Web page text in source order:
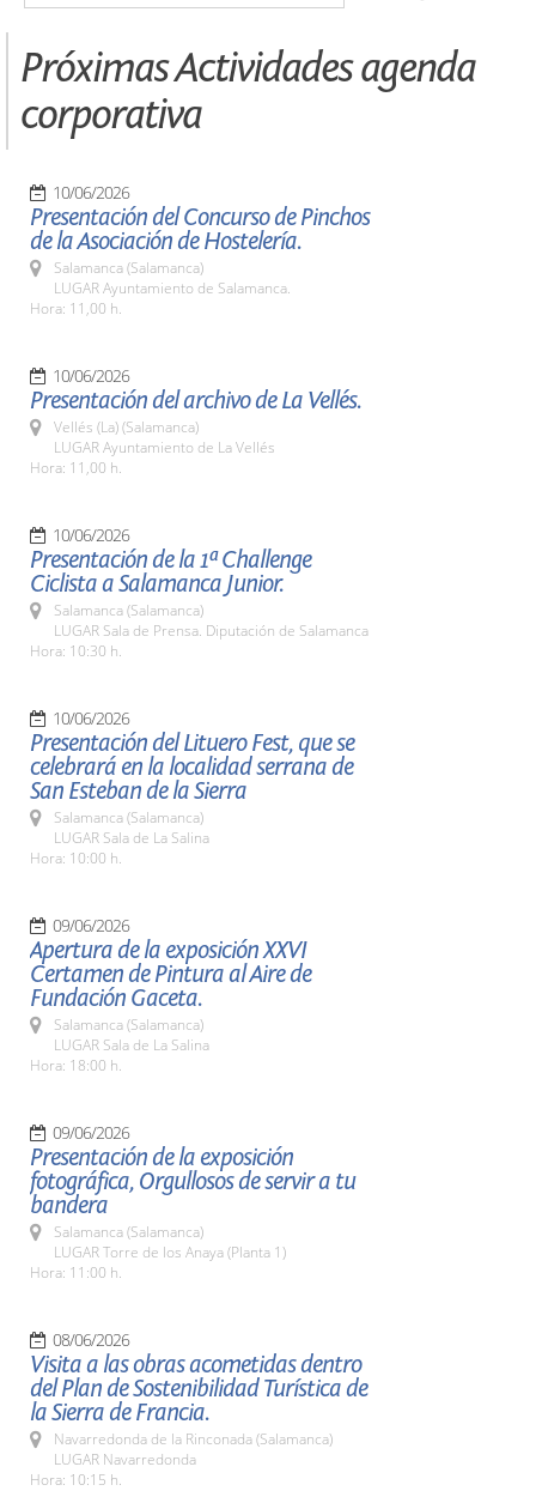
Próximas Actividades agenda
corporativa
10/06/2026
Presentación del Concurso de Pinchos
de la Asociación de Hostelería.
Salamanca (Salamanca)
LUGAR Ayuntamiento de Salamanca.
Hora: 11,00 h.
10/06/2026
Presentación del archivo de La Vellés.
Vellés (La) (Salamanca)
LUGAR Ayuntamiento de La Vellés
Hora: 11,00 h.
10/06/2026
Presentación de la 1ª Challenge
Ciclista a Salamanca Junior.
Salamanca (Salamanca)
LUGAR Sala de Prensa. Diputación de Salamanca
Hora: 10:30 h.
10/06/2026
Presentación del Lituero Fest, que se
celebrará en la localidad serrana de
San Esteban de la Sierra
Salamanca (Salamanca)
LUGAR Sala de La Salina
Hora: 10:00 h.
09/06/2026
Apertura de la exposición XXVI
Certamen de Pintura al Aire de
Fundación Gaceta.
Salamanca (Salamanca)
LUGAR Sala de La Salina
Hora: 18:00 h.
09/06/2026
Presentación de la exposición
fotográfica, Orgullosos de servir a tu
bandera
Salamanca (Salamanca)
LUGAR Torre de los Anaya (Planta 1)
Hora: 11:00 h.
08/06/2026
Visita a las obras acometidas dentro
del Plan de Sostenibilidad Turística de
la Sierra de Francia.
Navarredonda de la Rinconada (Salamanca)
LUGAR Navarredonda
Hora: 10:15 h.